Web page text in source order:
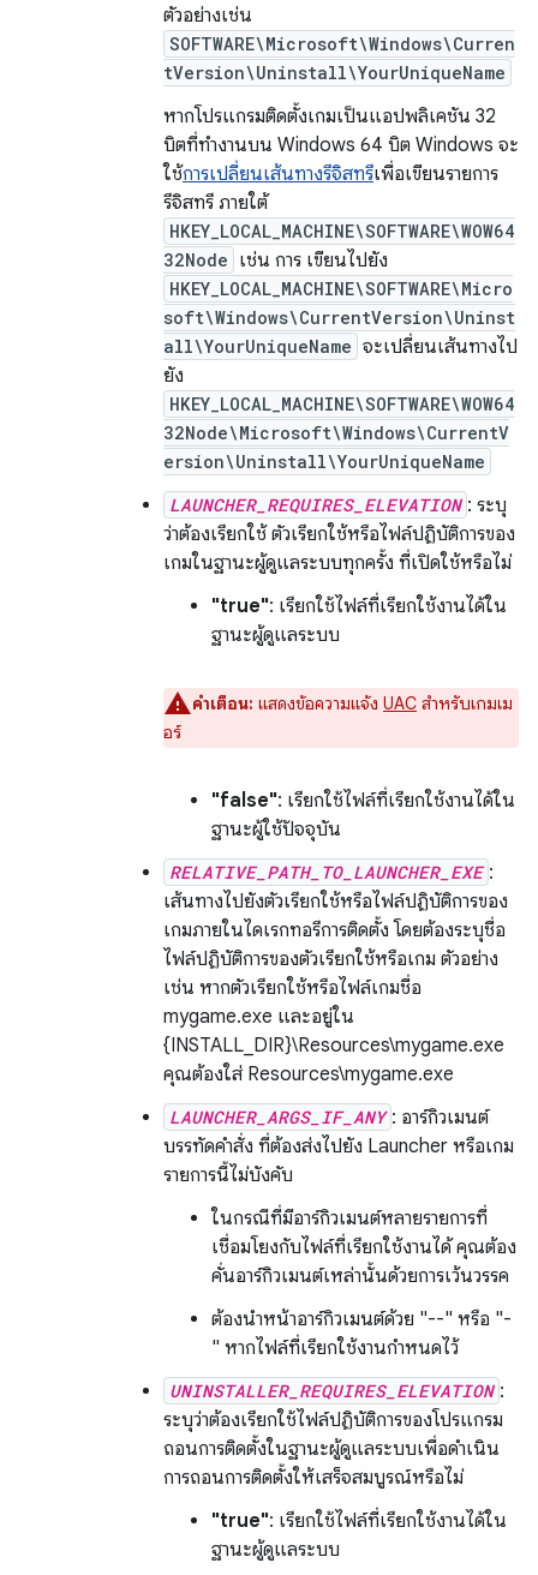
ตัวอย่างเช่น
SOFTWARE\Microsoft\Windows\Curren
tVersion\Uninstall\YourUniqueName
หากโปรแกรมติดตั้งเกมเป็นแอปพลิเคชัน 32
บิตที่ทำงานบน Windows 64 บิต Windows จะ
ใช้การเปลี่ยนเส้นทางรีจิสทรีเพื่อเขียนรายการ
รีจิสทรี ภายใต้
HKEY_LOCAL_MACHINE\SOFTWARE\WOW64
32Node เช่น การ เขียนไปยัง
HKEY_LOCAL_MACHINE\SOFTWARE\Micro
soft\Windows\CurrentVersion\Uninst
all\YourUniqueName จะเปลี่ยนเส้นทางไป
ยัง
HKEY_LOCAL_MACHINE\SOFTWARE\WOW64
32Node\Microsoft\Windows\CurrentV
ersion\Uninstall\YourUniqueName
LAUNCHER_REQUIRES_ELEVATION : ระบุ
ว่าต้องเรียกใช้ ตัวเรียกใช้หรือไฟล์ปฏิบัติการของ
เกมในฐานะผู้ดูแลระบบทุกครั้ง ที่เปิดใช้หรือไม่
"true": เรียกใช้ไฟล์ที่เรียกใช้งานได้ใน
ฐานะผู้ดูแลระบบ
คำเตือน: แสดงข้อความแจ้ง UAC สำหรับเกมเม
อร์
"false": เรียกใช้ไฟล์ที่เรียกใช้งานได้ใน
ฐานะผู้ใช้ปัจจุบัน
RELATIVE_PATH_TO_LAUNCHER_EXE :
เส้นทางไปยังตัวเรียกใช้หรือไฟล์ปฏิบัติการของ
เกมภายในไดเรกทอรีการติดตั้ง โดยต้องระบุชื่อ
ไฟล์ปฏิบัติการของตัวเรียกใช้หรือเกม ตัวอย่าง
เช่น หากตัวเรียกใช้หรือไฟล์เกมชื่อ
mygame.exe และอยู่ใน
{INSTALL_DIR}\Resources\mygame.exe
คุณต้องใส่ Resources\mygame.exe
LAUNCHER_ARGS_IF_ANY : อาร์กิวเมนต์
บรรทัดคำสั่ง ที่ต้องส่งไปยัง Launcher หรือเกม
รายการนี้ไม่บังคับ
ในกรณีที่มีอาร์กิวเมนต์หลายรายการที่
เชื่อมโยงกับไฟล์ที่เรียกใช้งานได้ คุณต้อง
คั่นอาร์กิวเมนต์เหล่านั้นด้วยการเว้นวรรค
ต้องนำหน้าอาร์กิวเมนต์ด้วย "--" หรือ "-
" หากไฟล์ที่เรียกใช้งานกำหนดไว้
UNINSTALLER_REQUIRES_ELEVATION :
ระบุว่าต้องเรียกใช้ไฟล์ปฏิบัติการของโปรแกรม
ถอนการติดตั้งในฐานะผู้ดูแลระบบเพื่อดำเนิน
การถอนการติดตั้งให้เสร็จสมบูรณ์หรือไม่
"true": เรียกใช้ไฟล์ที่เรียกใช้งานได้ใน
ฐานะผู้ดูแลระบบ